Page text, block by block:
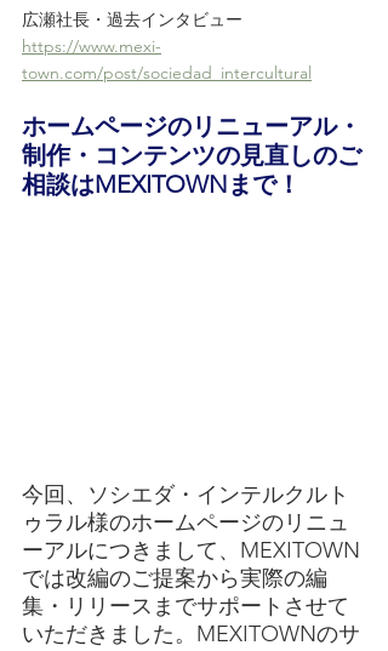
広瀬社長・過去インタビュー
https://www.mexi-
town.com/post/sociedad_intercultural
ホームページのリニューアル・
制作・コンテンツの見直しのご
相談はMEXITOWNまで！
今回、ソシエダ・インテルクルト
ゥラル様のホームページのリニュ
ーアルにつきまして、MEXITOWN
では改編のご提案から実際の編
集・リリースまでサポートさせて
いただきました。MEXITOWNのサ